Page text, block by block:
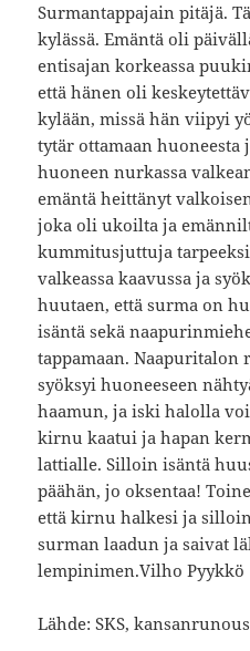
Surmantappajain pitäjä.
kylässä. Emäntä oli
entisajan korkeassa
että hänen oli
kylään, missä hän viipyi
tytär ottamaan huoneesta
huoneen nurkassa
emäntä heittänyt
joka oli ukoilta ja
kummitusjuttuja
valkeassa kaavussa ja
huutaen, että surma on
isäntä sekä
tappamaan.
syöksyi huoneeseen
haamun, ja iski halolla
kirnu kaatui ja hapan
lattialle. Silloin isäntä
päähän, jo oksentaa!
että kirnu halkesi ja
surman laadun ja saivat
lempinimen.Vilho Pyykkö
Lähde: SKS,